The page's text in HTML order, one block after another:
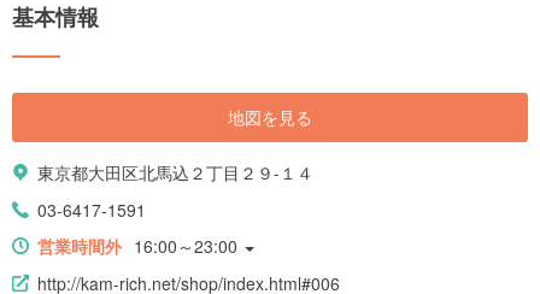
基本情報
地図を見る
東京都大田区北馬込２丁目２９-１４
03-6417-1591
営業時間外 16:00～23:00
http://kam-rich.net/shop/index.html#006